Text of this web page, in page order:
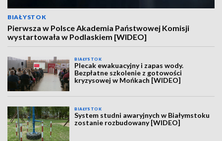
BIAŁYSTOK
Pierwsza w Polsce Akademia Państwowej Komisji
wystartowała w Podlaskiem [WIDEO]
BIAŁYSTOK
Plecak ewakuacyjny i zapas wody.
Bezpłatne szkolenie z gotowości
kryzysowej w Mońkach [WIDEO]
BIAŁYSTOK
System studni awaryjnych w Białymstoku
zostanie rozbudowany [WIDEO]